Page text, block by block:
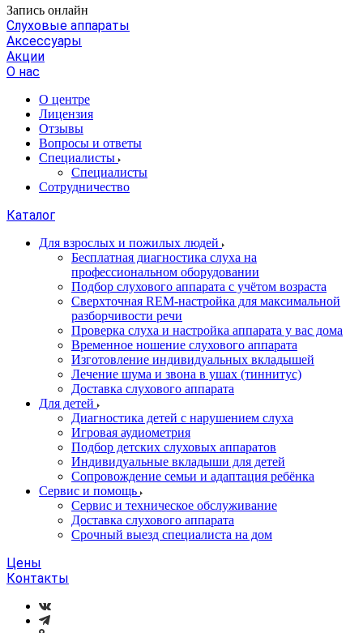
Запись онлайн
Слуховые аппараты
Аксессуары
Акции
О нас
О центре
Лицензия
Отзывы
Вопросы и ответы
Специалисты
Специалисты
Сотрудничество
Каталог
Для взрослых и пожилых людей
Бесплатная диагностика слуха на
профессиональном оборудовании
Подбор слухового аппарата с учётом возраста
Сверхточная REM-настройка для максимальной
разборчивости речи
Проверка слуха и настройка аппарата у вас дома
Временное ношение слухового аппарата
Изготовление индивидуальных вкладышей
Лечение шума и звона в ушах (тиннитус)
Доставка слухового аппарата
Для детей
Диагностика детей с нарушением слуха
Игровая аудиометрия
Подбор детских слуховых аппаратов
Индивидуальные вкладыши для детей
Сопровождение семьи и адаптация ребёнка
Сервис и помощь
Сервис и техническое обслуживание
Доставка слухового аппарата
Срочный выезд специалиста на дом
Цены
Контакты